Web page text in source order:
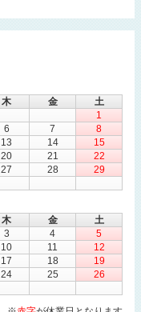
木 金
土
1
6 7
8
13 14
15
20 21
22
27 28
29
木 金
土
3 4
5
10 11
12
17 18
19
24 25
26